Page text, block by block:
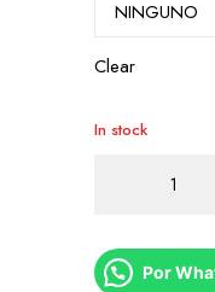
Clear
In stock
SHAMPOO
quantityPor